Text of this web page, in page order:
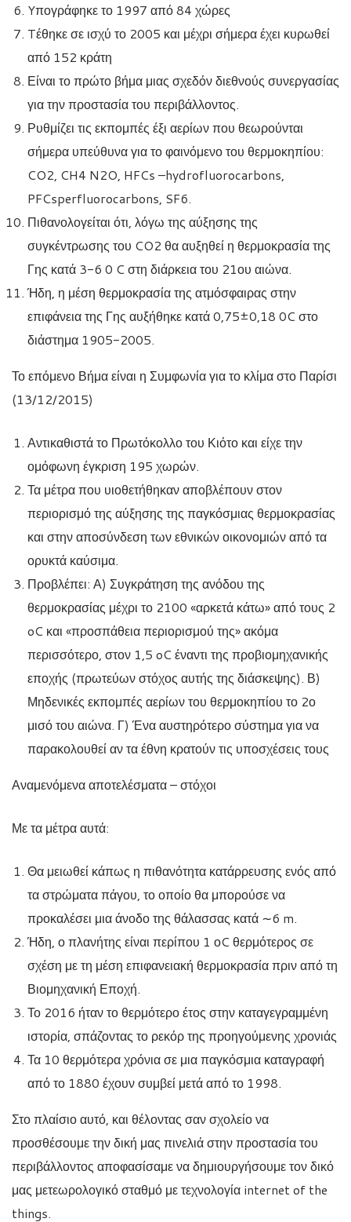
Yπογράφηκε το 1997 από 84 χώρες
Tέθηκε σε ισχύ το 2005 και μέχρι σήμερα έχει κυρωθεί
από 152 κράτη
Είναι το πρώτο βήμα μιας σχεδόν διεθνούς συνεργασίας
για την προστασία του περιβάλλοντος.
Ρυθμίζει τις εκπομπές έξι αερίων που θεωρούνται
σήμερα υπεύθυνα για το φαινόμενο του θερμοκηπίου:
CO2, CH4 N2O, HFCs –hydrofluorocarbons,
PFCsperfluorocarbons, SF6.
Πιθανολογείται ότι, λόγω της αύξησης της
συγκέντρωσης του CO2 θα αυξηθεί η θερμοκρασία της
Γης κατά 3-6 0 C στη διάρκεια του 21ου αιώνα.
Ήδη, η μέση θερμοκρασία της ατμόσφαιρας στην
επιφάνεια της Γης αυξήθηκε κατά 0,75±0,18 0C στο
διάστημα 1905-2005.
Το επόμενο Βήμα είναι η Συμφωνία για το κλίμα στο Παρίσι
(13/12/2015)
Αντικαθιστά το Πρωτόκολλο του Κιότο και είχε την
ομόφωνη έγκριση 195 χωρών.
Τα μέτρα που υιοθετήθηκαν αποβλέπουν στον
περιορισμό της αύξησης της παγκόσμιας θερμοκρασίας
και στην αποσύνδεση των εθνικών οικονομιών από τα
ορυκτά καύσιμα.
Προβλέπει: Α) Συγκράτηση της ανόδου της
θερμοκρασίας μέχρι το 2100 «αρκετά κάτω» από τους 2
oC και «προσπάθεια περιορισμού της» ακόμα
περισσότερο, στον 1,5 oC έναντι της προβιομηχανικής
εποχής (πρωτεύων στόχος αυτής της διάσκεψης). Β)
Μηδενικές εκπομπές αερίων του θερμοκηπίου το 2ο
μισό του αιώνα. Γ) Ένα αυστηρότερο σύστημα για να
παρακολουθεί αν τα έθνη κρατούν τις υποσχέσεις τους
Αναμενόμενα αποτελέσματα – στόχοι
Με τα μέτρα αυτά:
Θα μειωθεί κάπως η πιθανότητα κατάρρευσης ενός από
τα στρώματα πάγου, το οποίο θα μπορούσε να
προκαλέσει μια άνοδο της θάλασσας κατά ∼6 m.
Ήδη, ο πλανήτης είναι περίπου 1 οC θερμότερος σε
σχέση με τη μέση επιφανειακή θερμοκρασία πριν από τη
Βιομηχανική Εποχή.
Το 2016 ήταν το θερμότερο έτος στην καταγεγραμμένη
ιστορία, σπάζοντας το ρεκόρ της προηγούμενης χρονιάς
Τα 10 θερμότερα χρόνια σε μια παγκόσμια καταγραφή
από το 1880 έχουν συμβεί μετά από το 1998.
Στο πλαίσιο αυτό, και θέλοντας σαν σχολείο να
προσθέσουμε την δική μας πινελιά στην προστασία του
περιβάλλοντος αποφασίσαμε να δημιουργήσουμε τον δικό
μας μετεωρολογικό σταθμό με τεχνολογία internet of the
things.